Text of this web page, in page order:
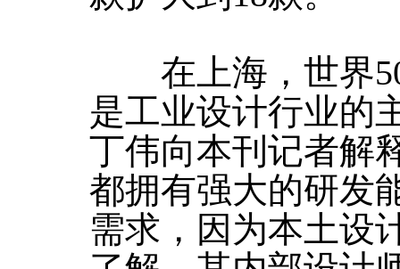
在上海，世界
是工业设计行业的
丁伟向本刊记者解
都拥有强大的研发
需求，因为本土设